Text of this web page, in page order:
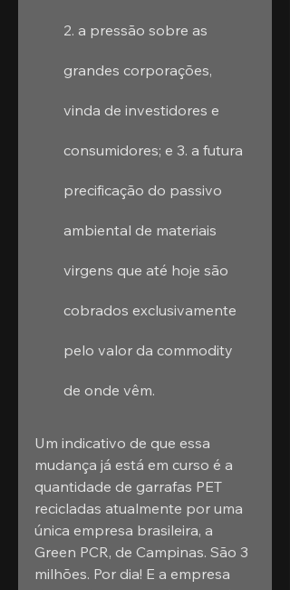
2. a pressão sobre as
grandes corporações,
vinda de investidores e
consumidores; e 3. a futura
precificação do passivo
ambiental de materiais
virgens que até hoje são
cobrados exclusivamente
pelo valor da commodity
de onde vêm.
Um indicativo de que essa
mudança já está em curso é a
quantidade de garrafas PET
recicladas atualmente por uma
única empresa brasileira, a
Green PCR, de Campinas. São 3
milhões. Por dia! E a empresa